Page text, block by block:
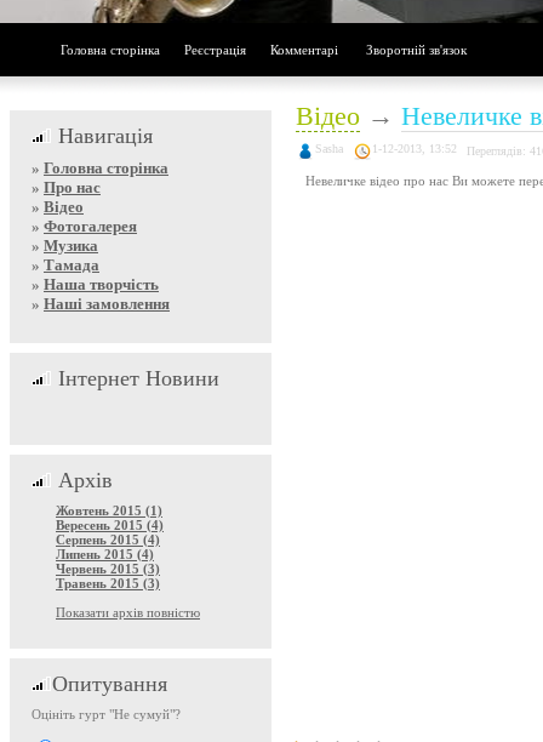
Головна сторінка Реєстрація Комментарі Зворотній зв'язок
Навигація
» Головна сторінка
» Про нас
» Відео
» Фотогалерея
» Музика
» Тамада
» Наша творчість
» Наші замовлення
Інтернет Новини
Архів
Жовтень 2015 (1)
Вересень 2015 (4)
Серпень 2015 (4)
Липень 2015 (4)
Червень 2015 (3)
Травень 2015 (3)
Показати архів повністю
Опитування
Оцініть гурт "Не сумуй"?
Відео → Невеличке
Sasha 1-12-2013, 13:52 Переглядів:
Невеличке відео про нас Ви можете